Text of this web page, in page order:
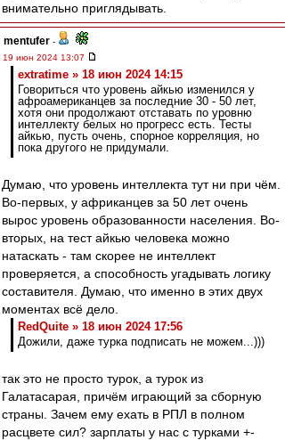
внимательно приглядывать.
mentufer -
19 июн 2024 13:07
extratime » 18 июн 2024 14:15
Говориться что уровень айкью изменился у
афроамериканцев за последние 30 - 50 лет,
хотя они продолжают отставать по уровню
интеллекту белых но прогресс есть. Тесты
айкью, пусть очень, спорное корреляция, но
пока другого не придумали.
Думаю, что уровень интеллекта тут ни при чём.
Во-первых, у африканцев за 50 лет очень
вырос уровень образованности населения. Во-
вторых, на тест айкью человека можно
натаскать - там скорее не интеллект
проверяется, а способность угадывать логику
составителя. Думаю, что именно в этих двух
моментах всё дело.
RedQuite » 18 июн 2024 17:56
Дожили, даже турка подписать не можем...)))
так это не просто турок, а турок из
Галатасарая, причём играющий за сборную
страны. Зачем ему ехать в РПЛ в полном
расцвете сил? зарплаты у нас с турками +-